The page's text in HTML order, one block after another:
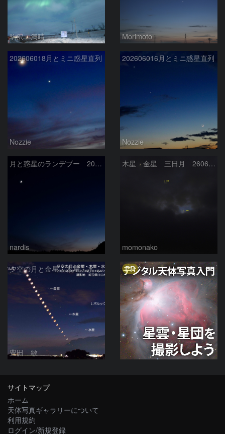
駒沢 満晴 Morimoto
202606018月とミニ惑星直列
Nozzie
202606016月とミニ惑星直列
Nozzie
月と惑星のランデブー 2026/06/19
nardis
木星 金星 三日月 260618
momonako
夕空の月と金星・木星・水星の接近 2026/6/18
豊田 敏
PR
サイトマップ
ホーム
天体写真ギャラリーについて
利用規約
ログイン/新規登録